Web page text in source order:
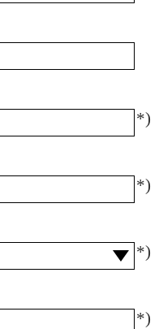
*)
*)
*)
*)